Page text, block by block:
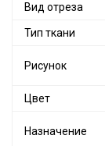
Вид отреза
Тип ткани
Рисунок
Цвет
Назначение